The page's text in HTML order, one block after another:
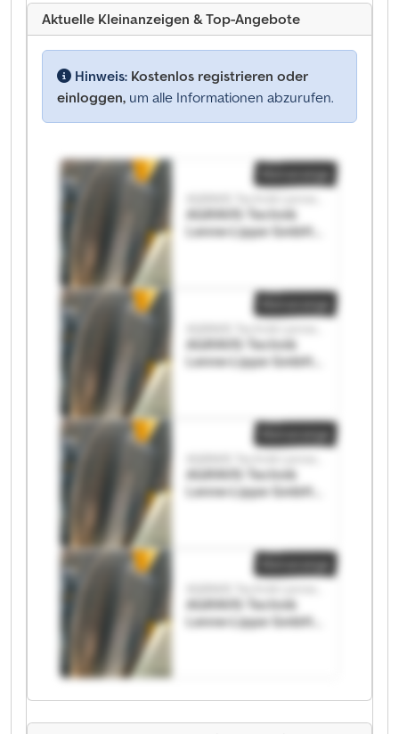
Aktuelle Kleinanzeigen & Top-Angebote
Hinweis: Kostenlos registrieren oder
einloggen, um alle Informationen abzurufen.
AGRAVIS Technik
Lenne-Lippe GmbH
AGRAVIS Technik
Lenne-Lippe GmbH
AGRAVIS Technik
Lenne-Lippe GmbH
AGRAVIS Technik
Lenne-Lippe GmbH